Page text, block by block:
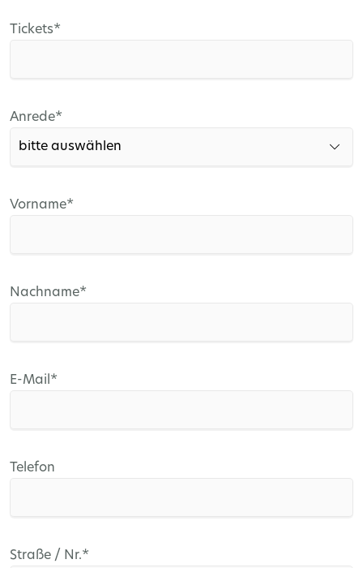
Pflichtfeld
Tickets*
Pflichtfeld
Anrede*
Pflichtfeld
Vorname*
Pflichtfeld
Nachname*
Pflichtfeld
E-Mail*
Telefon
Pflichtfeld
Straße / Nr.*